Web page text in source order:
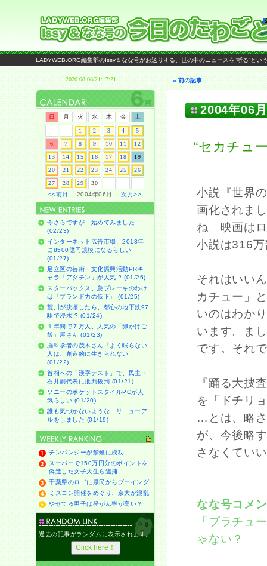
LADYWEB.ORG編集部のIssy＆なな号がお送りする、世の中のニュースを“斬る”と
« 前の記事
2004年06
“セカチュ
小説『世界
画化されま
ね。映画は
小説は316
それはいい
カチュー」
いのはわか
います。ま
です。それ
『踊る大捜
を「ドチリ
…とは、略
が、今後略
さなくてい
なな号コ
「ブラチュ
ゃない？
日 月 火 水 木 金 土
1 2 3 4
5
6
7 8 9 10 11
12
13
14 15 16 17 18
19
20
21 22 23 24 25
26
27
28 29
30
<<前月
2004年06月次月>>
今さらですが、始めてみました…
(02/23)
インターネット広告市場、2013年
に8500億円規模になるらしい
(01/27)
足立区の芸術・文化振興活動PRキ
ャラ「アダチン」が人気!? (01/26)
スターバックス、急ブレーキのわけ
は「ブランド力の低下」 (01/25)
荒川が決壊したら、都心の地下鉄97
駅で浸水!? (01/24)
１年間で７万人、人気の「卵かけご
飯」屋さん (01/23)
脳科学者の茂木さん「よく眠らない
人は、創造的に生きられない」
(01/22)
首相への「漢字テスト」で、民主・
石井副代表に批判殺到 (01/21)
ソニーのポケットスタイルPCが人
気らしい (01/20)
誰も気づかないような、リニューア
ルをしました (01/19)
チンパンジーが禁煙に成功
スーパーで150万円分のポイントを
偽造した女子大生ら逮捕
千葉県のロゴに県民からブーイング
ミスコン開催をめぐり、京大が混乱
やせてる男子は発がん率が高い？
過去の記事がランダムに表示されます。